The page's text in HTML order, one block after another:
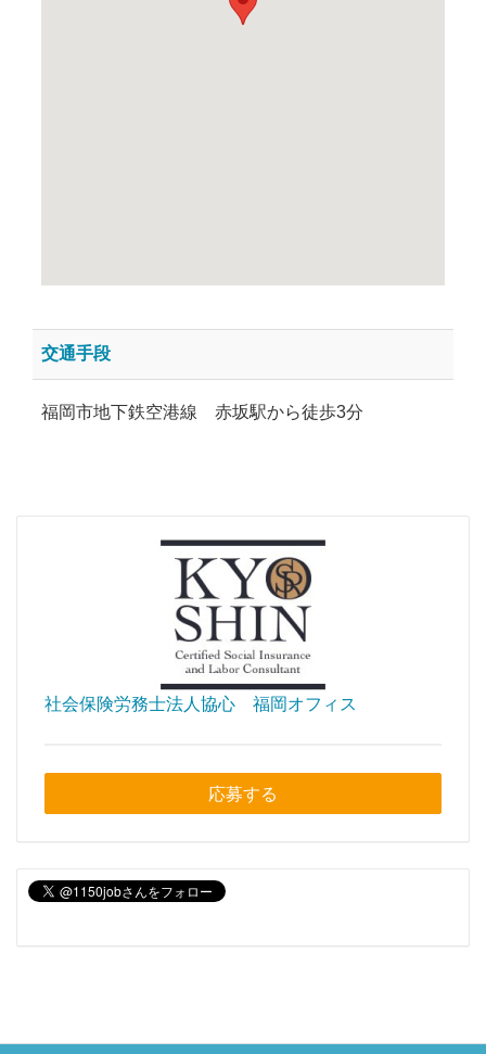
交通手段
福岡市地下鉄空港線 赤坂駅から徒歩3分
社会保険労務士法人協心 福岡オフィス
応募する